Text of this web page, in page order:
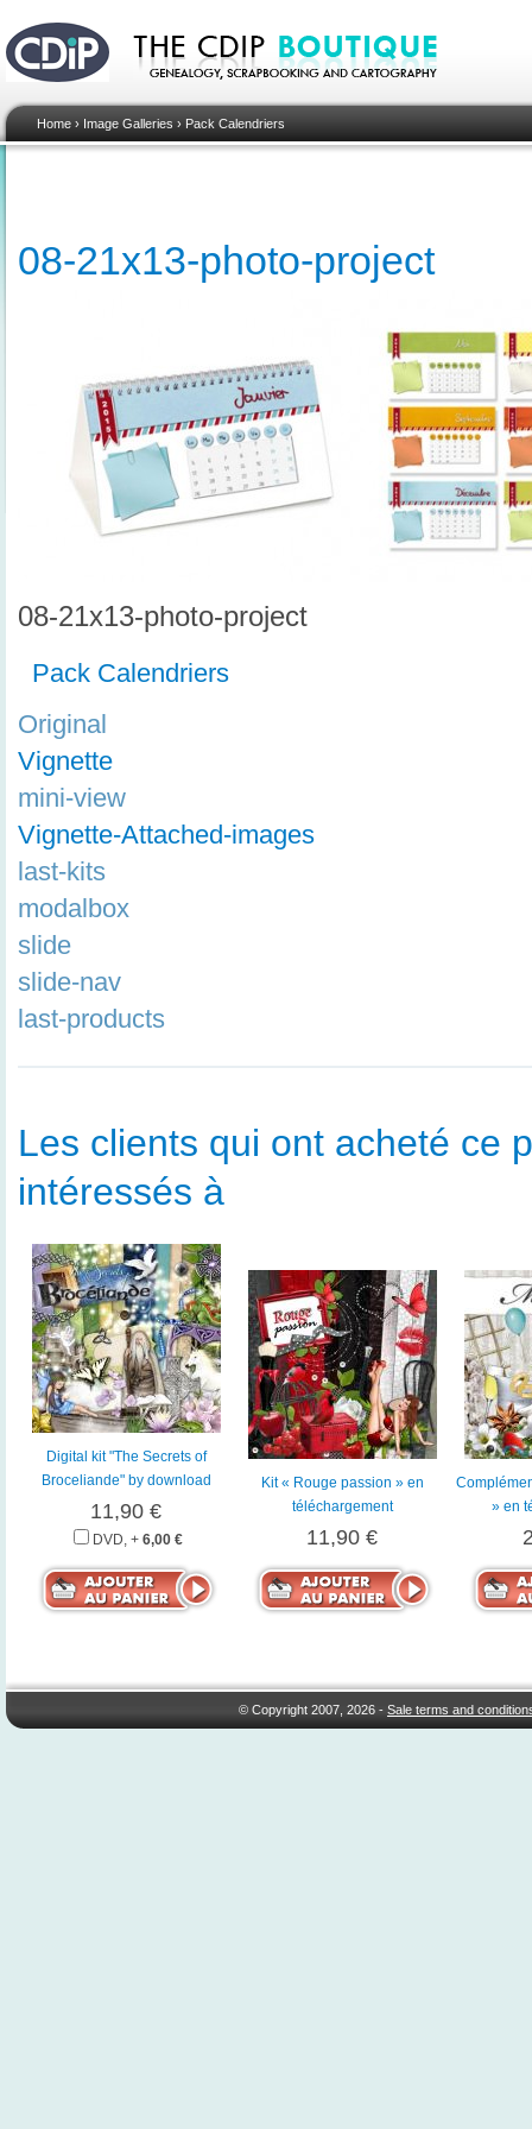
Home › Image Galleries › Pack Calendriers
08-21x13-photo-project
08-21x13-photo-project
Pack Calendriers
Original
Vignette
mini-view
Vignette-Attached-images
last-kits
modalbox
slide
slide-nav
last-products
Les clients qui ont acheté ce
intéressés à
Digital kit "The Secrets of
Broceliande" by download
11,90 €
DVD, + 6,00 €
Kit « Rouge passion » en
téléchargement
11,90 €
» en
© Copyright 2007, 2026 -Sale terms and